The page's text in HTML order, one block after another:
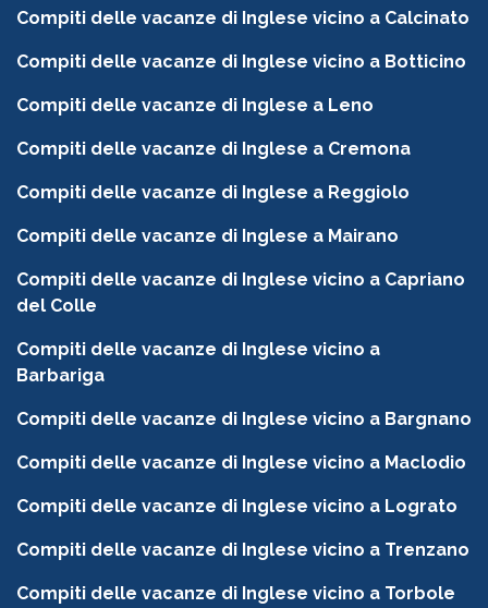
Compiti delle vacanze di Inglese vicino a Calcinato
Compiti delle vacanze di Inglese vicino a Botticino
Compiti delle vacanze di Inglese a Leno
Compiti delle vacanze di Inglese a Cremona
Compiti delle vacanze di Inglese a Reggiolo
Compiti delle vacanze di Inglese a Mairano
Compiti delle vacanze di Inglese vicino a Capriano
del Colle
Compiti delle vacanze di Inglese vicino a
Barbariga
Compiti delle vacanze di Inglese vicino a Bargnano
Compiti delle vacanze di Inglese vicino a Maclodio
Compiti delle vacanze di Inglese vicino a Lograto
Compiti delle vacanze di Inglese vicino a Trenzano
Compiti delle vacanze di Inglese vicino a Torbole